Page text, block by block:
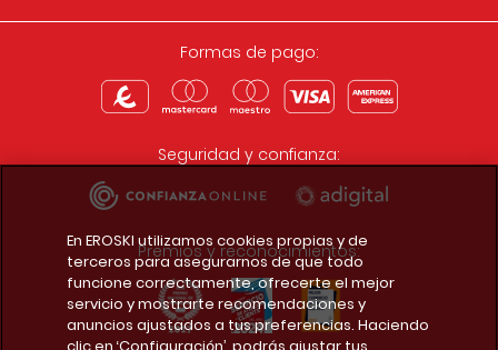
Formas de pago:
Seguridad y confianza:
Premios y reconocimientos:
En EROSKI utilizamos cookies propias y de
terceros para asegurarnos de que todo
funcione correctamente, ofrecerte el mejor
servicio y mostrarte recomendaciones y
anuncios ajustados a tus preferencias. Haciendo
clic en ‘Configuración’, podrás ajustar tus